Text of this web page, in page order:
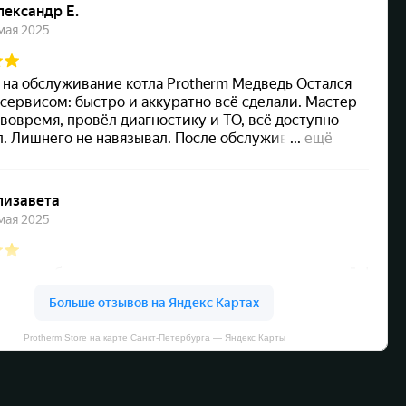
Protherm Store на карте Санкт‑Петербурга — Яндекс Карты